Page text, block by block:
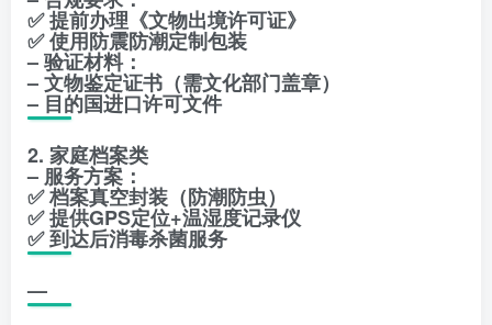
✅ 提前办理《文物出境许可证》
✅ 使用防震防潮定制包装
– 验证材料：
– 文物鉴定证书（需文化部门盖章）
– 目的国进口许可文件
2. 家庭档案类
– 服务方案：
✅ 档案真空封装（防潮防虫）
✅ 提供GPS定位+温湿度记录仪
✅ 到达后消毒杀菌服务
—